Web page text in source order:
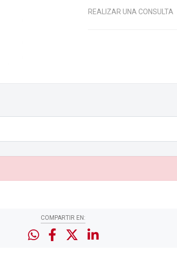
REALIZAR UNA CONSULTA
COMPARTIR EN: